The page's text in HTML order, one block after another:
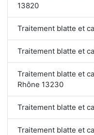
13820
Traitement blatte et
Traitement blatte et
Traitement blatte et
Rhône 13230
Traitement blatte et
Traitement blatte et